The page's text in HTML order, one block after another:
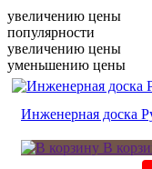
увеличению цены
популярности
увеличению цены
уменьшению цены
Инженерная доска
В